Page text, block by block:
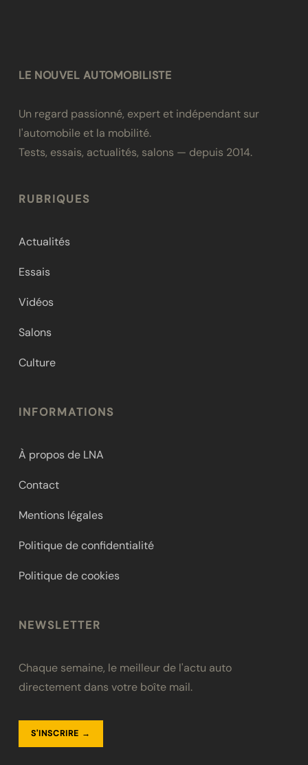
LE NOUVEL AUTOMOBILISTE
Un regard passionné, expert et indépendant sur
l'automobile et la mobilité.
Tests, essais, actualités, salons — depuis 2014.
RUBRIQUES
Actualités
Essais
Vidéos
Salons
Culture
INFORMATIONS
À propos de LNA
Contact
Mentions légales
Politique de confidentialité
Politique de cookies
NEWSLETTER
Chaque semaine, le meilleur de l'actu auto
directement dans votre boîte mail.
S'INSCRIRE →